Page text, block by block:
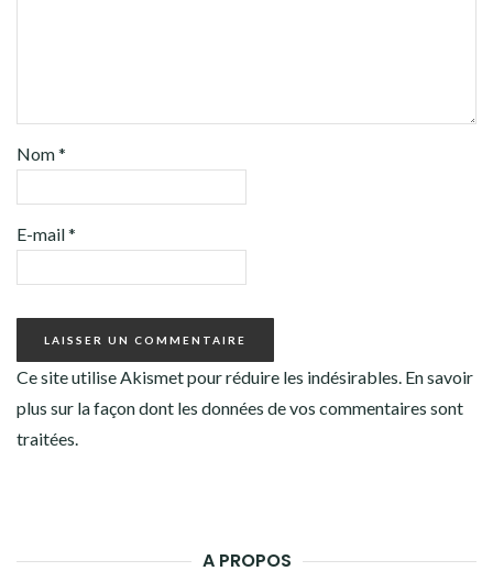
Nom*
E-mail*
Ce site utilise Akismet pour réduire les indésirables. En savoir
plus sur la façon dont les données de vos commentaires sont
traitées
A PROPOS